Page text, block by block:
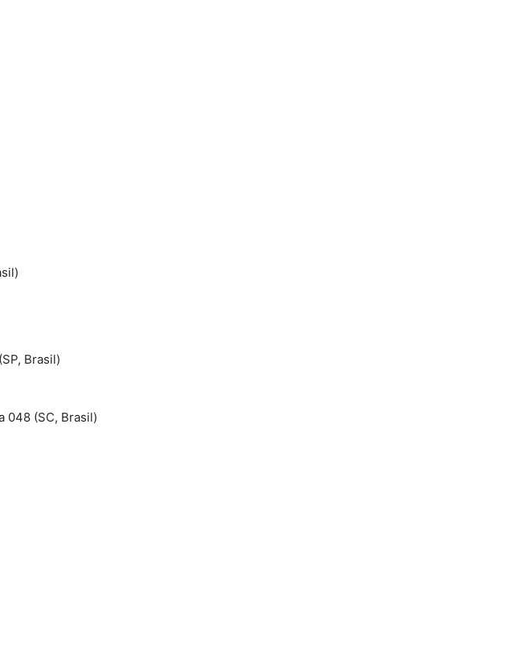
Brasil)
048 (SC, Brasil)